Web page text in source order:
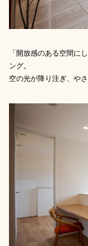
「開放感のある空間に
ング。
空の光が降り注ぎ、や